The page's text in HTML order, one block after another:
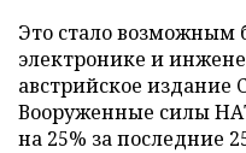
Это стало возможным
электронике и
австрийское издание
Вооруженные силы
на 25% за последние